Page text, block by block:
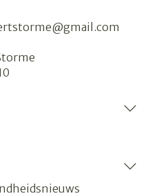
gmail.com